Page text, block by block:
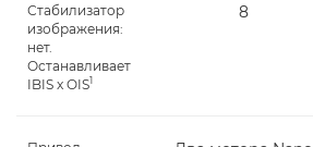
Стабилизатор
изображения:
нет.
Останавливает
IBIS x OIS1
8